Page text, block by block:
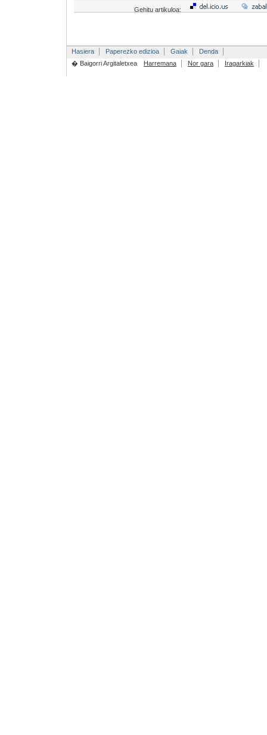
Gehitu artikuloa:
Hasiera Paperezko edizioa Gaiak
Denda
� Baigorri Argitaletxea
Harremana Nor gara Iragarkiak